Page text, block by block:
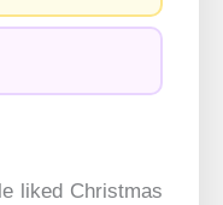
liked Christmas